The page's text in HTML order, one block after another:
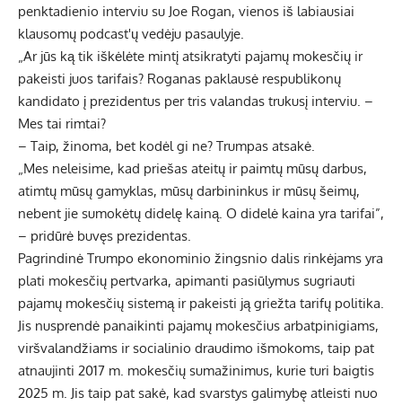
penktadienio interviu su Joe Rogan, vienos iš labiausiai
klausomų podcast'ų vedėju pasaulyje.
„Ar jūs ką tik iškėlėte mintį atsikratyti pajamų mokesčių ir
pakeisti juos tarifais? Roganas paklausė respublikonų
kandidato į prezidentus per tris valandas trukusį interviu. –
Mes tai rimtai?
– Taip, žinoma, bet kodėl gi ne? Trumpas atsakė.
„Mes neleisime, kad priešas ateitų ir paimtų mūsų darbus,
atimtų mūsų gamyklas, mūsų darbininkus ir mūsų šeimų,
nebent jie sumokėtų didelę kainą. O didelė kaina yra tarifai”,
– pridūrė buvęs prezidentas.
Pagrindinė Trumpo ekonominio žingsnio dalis rinkėjams yra
plati mokesčių pertvarka, apimanti pasiūlymus sugriauti
pajamų mokesčių sistemą ir pakeisti ją griežta tarifų politika.
Jis nusprendė panaikinti pajamų mokesčius arbatpinigiams,
viršvalandžiams ir socialinio draudimo išmokoms, taip pat
atnaujinti 2017 m. mokesčių sumažinimus, kurie turi baigtis
2025 m. Jis taip pat sakė, kad svarstys galimybę atleisti nuo